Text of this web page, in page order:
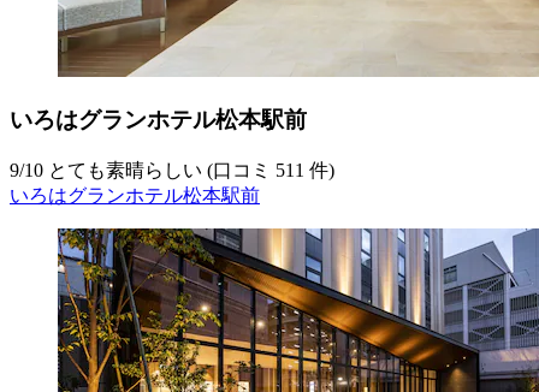
いろはグランホテル松本駅前
9/10 とても素晴らしい (口コミ 511 件)
いろはグランホテル松本駅前